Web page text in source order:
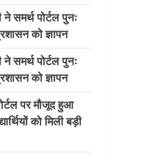
ने समर्थ पोर्टल पुनः
को ज्ञापन
ने समर्थ पोर्टल पुनः
को ज्ञापन
पर मौजूद हुआ
को मिली बड़ी